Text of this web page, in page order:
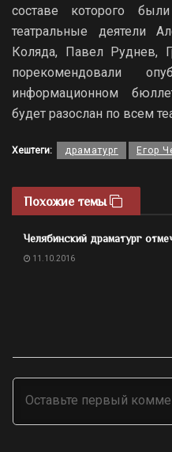
составе которого
театральные деятели
Коляда, Павел Руднев,
порекомендовали
информационном
будет разослан по всем
Хештеги: драматург Егор
Похожие темы
Челябинский драматург
11.10.2016